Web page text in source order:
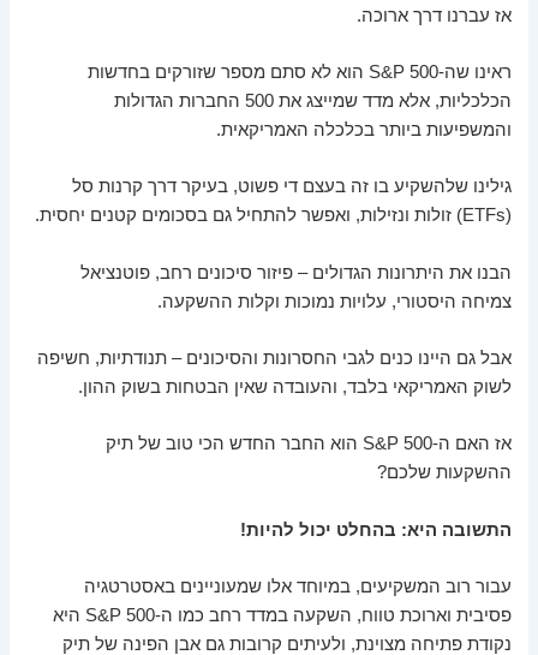
אז עברנו דרך ארוכה.
ראינו שה-S&P 500 הוא לא סתם מספר שזורקים בחדשות
הכלכליות, אלא מדד שמייצג את 500 החברות הגדולות
והמשפיעות ביותר בכלכלה האמריקאית.
גילינו שלהשקיע בו זה בעצם די פשוט, בעיקר דרך קרנות סל
(ETFs) זולות ונזילות, ואפשר להתחיל גם בסכומים קטנים יחסית.
הבנו את היתרונות הגדולים – פיזור סיכונים רחב, פוטנציאל
צמיחה היסטורי, עלויות נמוכות וקלות ההשקעה.
אבל גם היינו כנים לגבי החסרונות והסיכונים – תנודתיות, חשיפה
לשוק האמריקאי בלבד, והעובדה שאין הבטחות בשוק ההון.
אז האם ה-S&P 500 הוא החבר החדש הכי טוב של תיק
ההשקעות שלכם?
התשובה היא: בהחלט יכול להיות!
עבור רוב המשקיעים, במיוחד אלו שמעוניינים באסטרטגיה
פסיבית וארוכת טווח, השקעה במדד רחב כמו ה-S&P 500 היא
נקודת פתיחה מצוינת, ולעיתים קרובות גם אבן הפינה של תיק